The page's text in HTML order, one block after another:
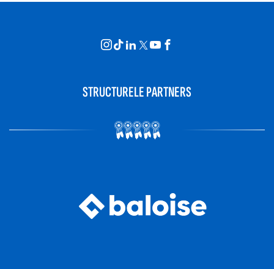
STRUCTURELE PARTNERS